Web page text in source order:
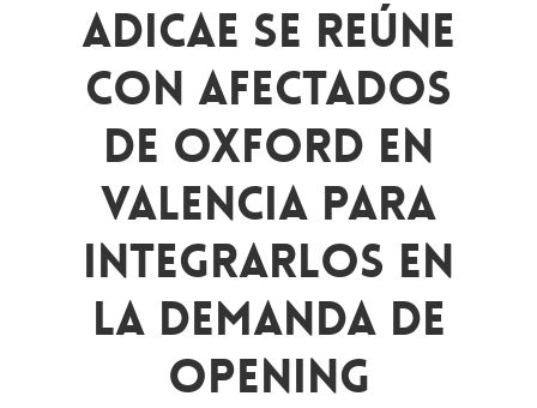
ADICAE Se Reúne
Con Afectados
De Oxford En
Valencia Para
Integrarlos En
La Demanda De
Opening